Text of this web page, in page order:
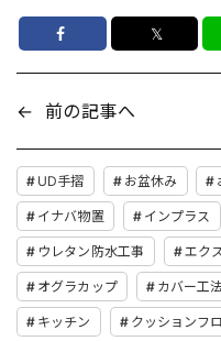
𝕏
← 前の記事へ
UD手摺 お盆休み
イナバ物置 インプラス
ウレタン防水工事 エク
オグラカップ カバー工
キッチン クッションフ